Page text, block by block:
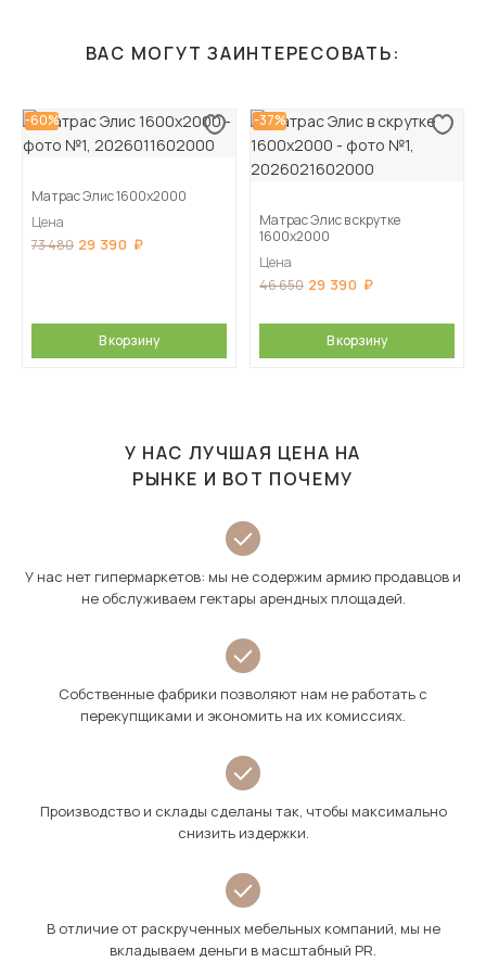
ВАС МОГУТ ЗАИНТЕРЕСОВАТЬ:
-60%
Матрас Элис 1600х2000
Цена
73 480 29 390
В корзину
-37%
Матрас Элис в скрутке
1600х2000
Цена
46 650 29 390
В корзину
У НАС ЛУЧШАЯ ЦЕНА НА
РЫНКЕ И ВОТ ПОЧЕМУ
У нас нет гипермаркетов: мы не содержим армию продавцов и
не обслуживаем гектары арендных площадей.
Собственные фабрики позволяют нам не работать с
перекупщиками и экономить на их комиссиях.
Производство и склады сделаны так, чтобы максимально
снизить издержки.
В отличие от раскрученных мебельных компаний, мы не
вкладываем деньги в масштабный PR.